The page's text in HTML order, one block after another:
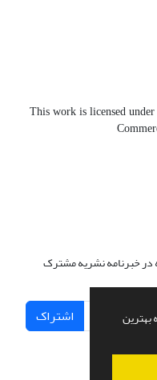
بهترین
This work is licensed under
در خبرنامه نشریه مشترک
اشتراک